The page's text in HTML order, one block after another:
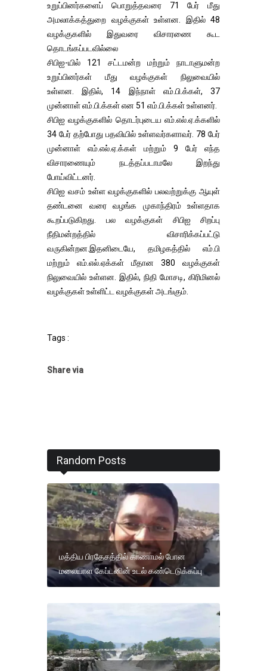
உறுப்பினர்களைப் பொறுத்தவரை 71 பேர் மீது
அமலாக்கத்துறை வழக்குகள் உள்ளன. இதில் 48
வழக்குகளில் இதுவரை விசாரணை கூட
தொடங்கப்படவில்லை
சிபிஐ-யில் 121 சட்டமன்ற மற்றும் நாடாளுமன்ற
உறுப்பினர்கள் மீது வழக்குகள் நிலுவையில்
உள்ளன. இதில், 14 இந்நாள் எம்.பி.க்கள், 37
முன்னாள் எம்.பி.க்கள் என 51 எம்.பி.க்கள் உள்ளனர்.
சிபிஐ வழக்குகளில் தொடர்புடைய எம்.எல்.ஏ.க்களில்
34 பேர் தற்போது பதவியில் உள்ளவர்களாவர். 78 பேர்
முன்னாள் எம்.எல்.ஏ.க்கள் மற்றும் 9 பேர் எந்த
விசாரணையும் நடத்தப்படாமலே இறந்து
போய்விட்டனர்.
சிபிஐ வசம் உள்ள வழக்குகளில் பலவற்றுக்கு ஆயுள்
தண்டனை வரை வழங்க முகாந்திரம் உள்ளதாக
கூறப்படுகிறது. பல வழக்குகள் சிபிஐ சிறப்பு
நீதிமன்றத்தில் விசாரிக்கப்பட்டு
வருகின்றன.இதனிடையே, தமிழகத்தில் எம்.பி
மற்றும் எம்.எல்.ஏக்கள் மீதான 380 வழக்குகள்
நிலுவையில் உள்ளன. இதில், நிதி மோசடி, கிரிமினல்
வழக்குகள் உள்ளிட்ட வழக்குகள் அடங்கும்.
Tags :
Share via
Random Posts
மத்திய பிரதேசத்தில் காணாமல் போன
மலையாள கேப்டனின் உடல் கண்டெடுக்கப்பு